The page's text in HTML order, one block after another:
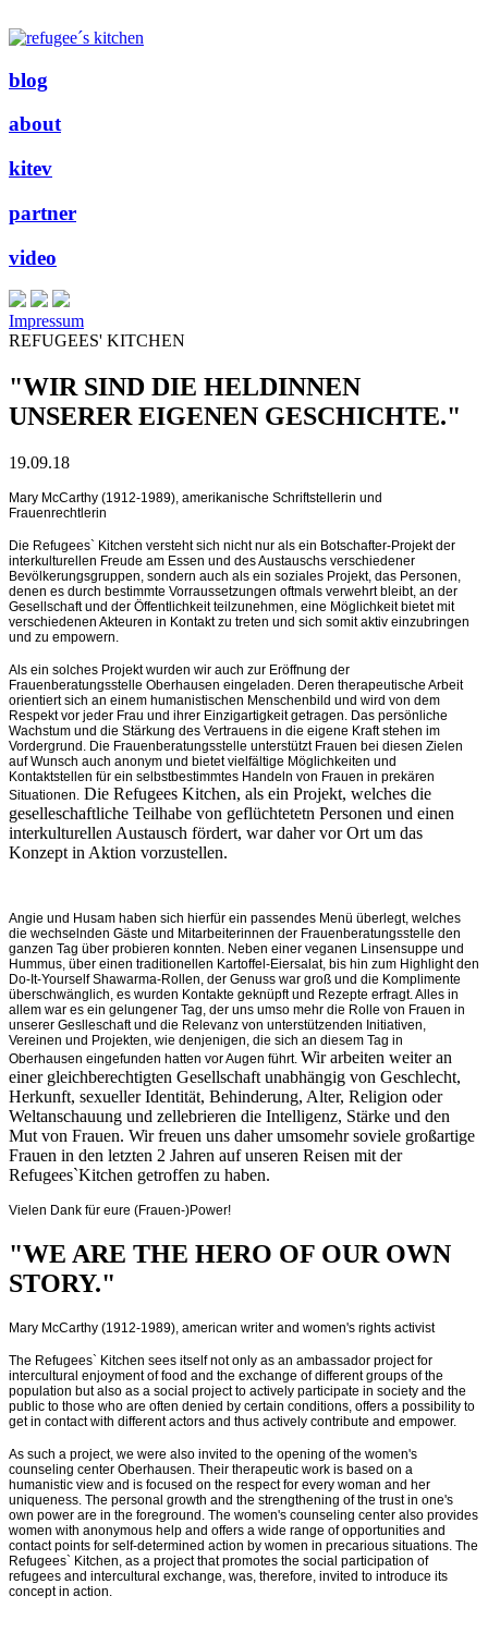
blog
about
kitev
partner
video
Impressum
REFUGEES' KITCHEN
"WIR SIND DIE HELDINNEN
UNSERER EIGENEN GESCHICHTE."
19.09.18
Mary McCarthy (1912-1989), amerikanische Schriftstellerin und
Frauenrechtlerin
Die Refugees` Kitchen versteht sich nicht nur als ein Botschafter-Projekt der
interkulturellen Freude am Essen und des Austauschs verschiedener
Bevölkerungsgruppen, sondern auch als ein soziales Projekt, das Personen,
denen es durch bestimmte Vorraussetzungen oftmals verwehrt bleibt, an der
Gesellschaft und der Öffentlichkeit teilzunehmen, eine Möglichkeit bietet mit
verschiedenen Akteuren in Kontakt zu treten und sich somit aktiv einzubringen
und zu empowern.
Als ein solches Projekt wurden wir auch zur Eröffnung der
Frauenberatungsstelle Oberhausen eingeladen. Deren therapeutische Arbeit
orientiert sich an einem humanistischen Menschenbild und wird von dem
Respekt vor jeder Frau und ihrer Einzigartigkeit getragen. Das persönliche
Wachstum und die Stärkung des Vertrauens in die eigene Kraft stehen im
Vordergrund. Die Frauenberatungsstelle unterstützt Frauen bei diesen Zielen
auf Wunsch auch anonym und bietet vielfältige Möglichkeiten und
Kontaktstellen für ein selbstbestimmtes Handeln von Frauen in prekären
Situationen. Die Refugees Kitchen, als ein Projekt, welches die
geselleschaftliche Teilhabe von geflüchtetetn Personen und einen
interkulturellen Austausch fördert, war daher vor Ort um das
Konzept in Aktion vorzustellen.
Angie und Husam haben sich hierfür ein passendes Menü überlegt, welches
die wechselnden Gäste und Mitarbeiterinnen der Frauenberatungsstelle den
ganzen Tag über probieren konnten. Neben einer veganen Linsensuppe und
Hummus, über einen traditionellen Kartoffel-Eiersalat, bis hin zum Highlight den
Do-It-Yourself Shawarma-Rollen, der Genuss war groß und die Komplimente
überschwänglich, es wurden Kontakte geknüpft und Rezepte erfragt. Alles in
allem war es ein gelungener Tag, der uns umso mehr die Rolle von Frauen in
unserer Geslleschaft und die Relevanz von unterstützenden Initiativen,
Vereinen und Projekten, wie denjenigen, die sich an diesem Tag in
Oberhausen eingefunden hatten vor Augen führt. Wir arbeiten weiter an
einer gleichberechtigten Gesellschaft unabhängig von Geschlecht,
Herkunft, sexueller Identität, Behinderung, Alter, Religion oder
Weltanschauung und zellebrieren die Intelligenz, Stärke und den
Mut von Frauen. Wir freuen uns daher umsomehr soviele großartige
Frauen in den letzten 2 Jahren auf unseren Reisen mit der
Refugees`Kitchen getroffen zu haben.
Vielen Dank für eure (Frauen-)Power!
"WE ARE THE HERO OF OUR OWN
STORY."
Mary McCarthy (1912-1989), american writer and women's rights activist
The Refugees` Kitchen sees itself not only as an ambassador project for
intercultural enjoyment of food and the exchange of different groups of the
population but also as a social project to actively participate in society and the
public to those who are often denied by certain conditions, offers a possibility to
get in contact with different actors and thus actively contribute and empower.
As such a project, we were also invited to the opening of the women's
counseling center Oberhausen. Their therapeutic work is based on a
humanistic view and is focused on the respect for every woman and her
uniqueness. The personal growth and the strengthening of the trust in one's
own power are in the foreground. The women's counseling center also provides
women with anonymous help and offers a wide range of opportunities and
contact points for self-determined action by women in precarious situations. The
Refugees` Kitchen, as a project that promotes the social participation of
refugees and intercultural exchange, was, therefore, invited to introduce its
concept in action.